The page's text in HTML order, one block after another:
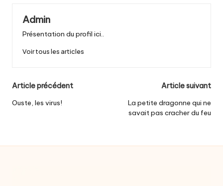
Admin
Présentation du profil ici..
Voir tous les articles
Post
navigation
Article précédent
Ouste, les virus!
Article suivant
La petite dragonne qui ne
savait pas cracher du feu